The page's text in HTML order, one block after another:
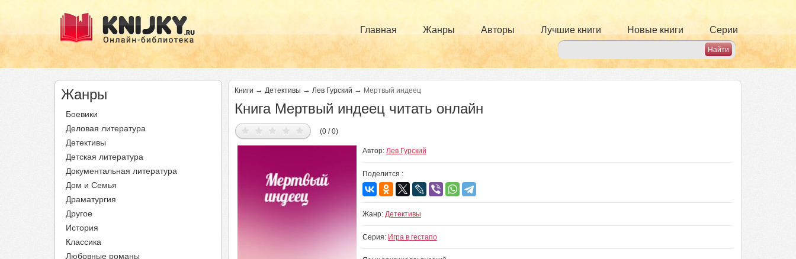
Главная Жанры Авторы Лучшие книги Новые книги Серии
Жанры
Боевики
Деловая литература
Детективы
Детская литература
Документальная литература
Дом и Семья
Драматургия
Другое
История
Классика
Любовные романы
Книги → Детективы → Лев Гурский → Мертвый индеец
Книга Мертвый индеец читать онлайн
(0 / 0)
Автор: Лев Гурский
Поделится :
Жанр: Детективы
Серия: Игра в гестапо